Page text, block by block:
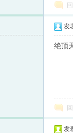
发
绝顶
发